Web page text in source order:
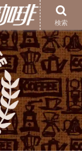
ー豆専門店
検索